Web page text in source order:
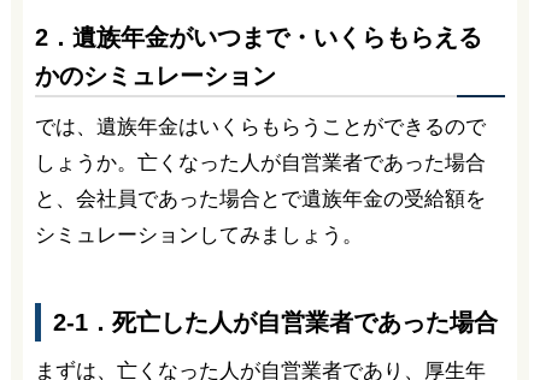
2．遺族年金がいつまで・いくらもらえる
かのシミュレーション
では、遺族年金はいくらもらうことができるので
しょうか。亡くなった人が自営業者であった場合
と、会社員であった場合とで遺族年金の受給額を
シミュレーションしてみましょう。
2-1．死亡した人が自営業者であった場合
まずは、亡くなった人が自営業者であり、厚生年